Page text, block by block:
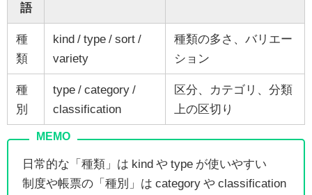
語
種
類
kind / type / sort /
variety
種類の多さ、バリエー
ション
種
別
type / category /
classification
区分、カテゴリ、分類
上の区切り
日常的な「種類」は kind や type が使いやすい
制度や帳票の「種別」は category や classification